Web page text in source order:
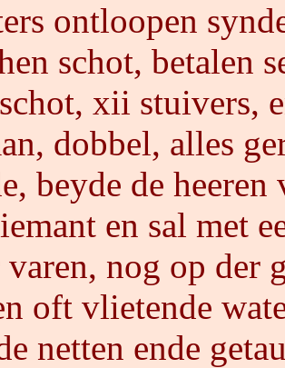
ontloopen
schot, betalen
xii stuivers,
dobbel, alles
beyde de
en sal met
varen, nog op der
oft vlietende
netten ende